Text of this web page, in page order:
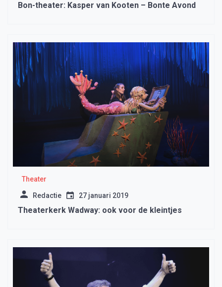
Bon-theater: Kasper van Kooten – Bonte Avond
Theater
Redactie 27 januari 2019
Theaterkerk Wadway: ook voor de kleintjes